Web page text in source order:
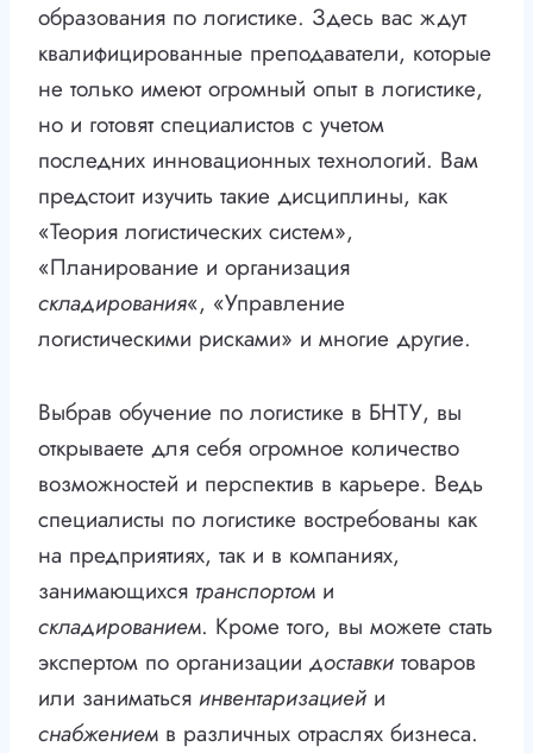
образования по логистике. Здесь вас ждут
квалифицированные преподаватели, которые
не только имеют огромный опыт в логистике,
но и готовят специалистов с учетом
последних инновационных технологий. Вам
предстоит изучить такие дисциплины, как
«Теория логистических систем»,
«Планирование и организация
складирования«, «Управление
логистическими рисками» и многие другие.
Выбрав обучение по логистике в БНТУ, вы
открываете для себя огромное количество
возможностей и перспектив в карьере. Ведь
специалисты по логистике востребованы как
на предприятиях, так и в компаниях,
занимающихся транспортом и
складированием. Кроме того, вы можете стать
экспертом по организации доставки товаров
или заниматься инвентаризацией и
снабжением в различных отраслях бизнеса.